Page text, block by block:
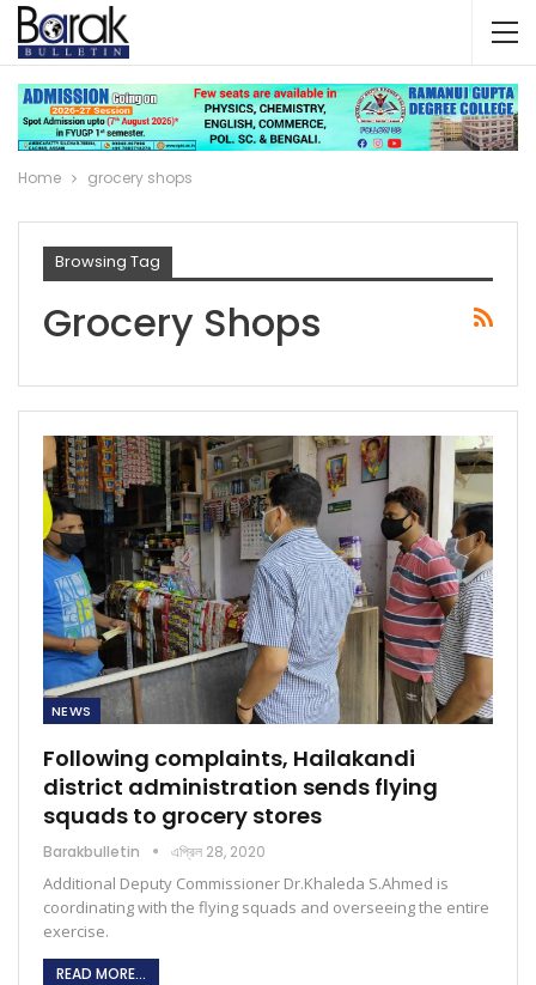
Home grocery shops
Browsing Tag
Grocery Shops
NEWS
Following complaints, Hailakandi
district administration sends flying
squads to grocery stores
Barakbulletin এপ্রিল 28, 2020
Additional Deputy Commissioner Dr.Khaleda S.Ahmed is
coordinating with the flying squads and overseeing the entire
exercise.
READ MORE...